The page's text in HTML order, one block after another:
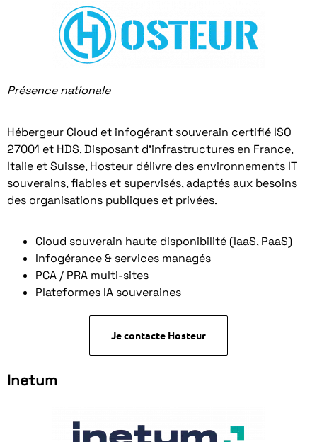
Présence nationale
Hébergeur Cloud et infogérant souverain certifié ISO
27001 et HDS. Disposant d’infrastructures en France,
Italie et Suisse, Hosteur délivre des environnements IT
souverains, fiables et supervisés, adaptés aux besoins
des organisations publiques et privées.
Cloud souverain haute disponibilité (IaaS, PaaS)
Infogérance & services managés
PCA / PRA multi-sites
Plateformes IA souveraines
Je contacte Hosteur
Inetum